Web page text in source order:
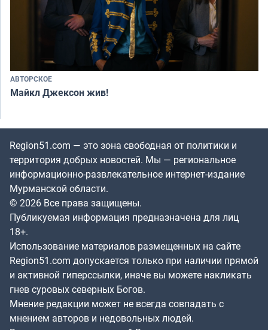
АВТОРСКОЕ
Майкл Джексон жив!
Region51.com — это зона свободная от политики и
территория добрых новостей. Мы — региональное
информационно-развлекательное интернет-издание
Мурманской области.
© 2026 Все права защищены.
Публикуемая информация предназначена для лиц
18+.
Использование материалов размещенных на сайте
Region51.com допускается только при наличии прямой
и активной гиперссылки, иначе вы можете накликать
гнев суровых северных Богов.
Мнение редакции может не всегда совпадать с
мнением авторов и недовольных людей.